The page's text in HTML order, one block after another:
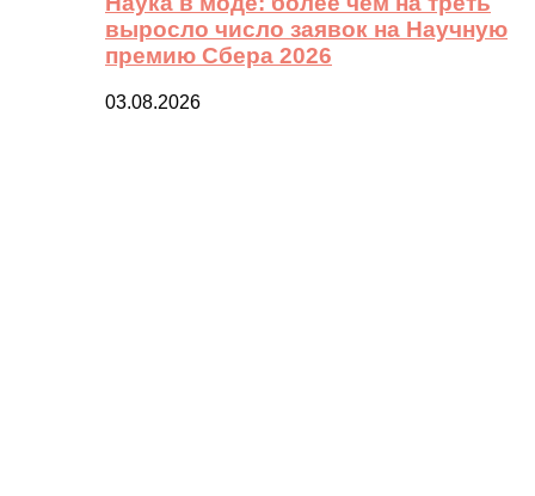
выросло число заявок на Научную
премию Сбера 2026
03.08.2026